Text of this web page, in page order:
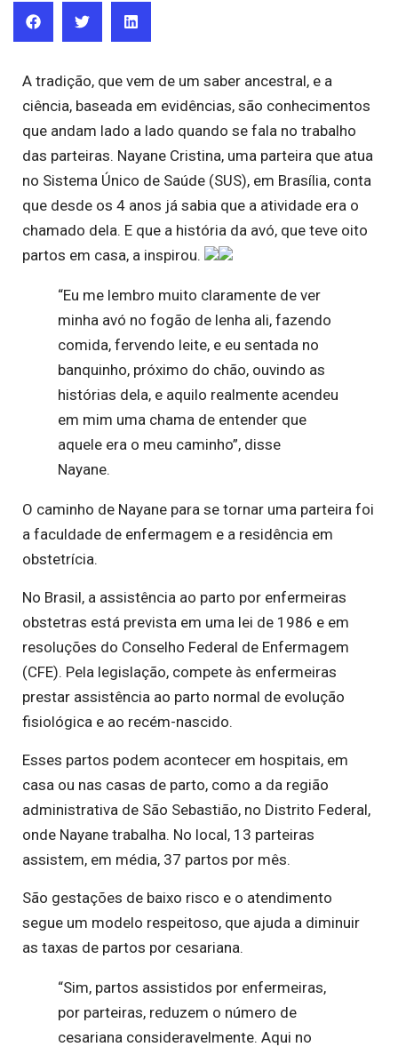
A tradição, que vem de um saber ancestral, e a
ciência, baseada em evidências, são conhecimentos
que andam lado a lado quando se fala no trabalho
das parteiras. Nayane Cristina, uma parteira que atua
no Sistema Único de Saúde (SUS), em Brasília, conta
que desde os 4 anos já sabia que a atividade era o
chamado dela. E que a história da avó, que teve oito
partos em casa, a inspirou.
“Eu me lembro muito claramente de ver
minha avó no fogão de lenha ali, fazendo
comida, fervendo leite, e eu sentada no
banquinho, próximo do chão, ouvindo as
histórias dela, e aquilo realmente acendeu
em mim uma chama de entender que
aquele era o meu caminho”, disse
Nayane.
O caminho de Nayane para se tornar uma parteira foi
a faculdade de enfermagem e a residência em
obstetrícia.
No Brasil, a assistência ao parto por enfermeiras
obstetras está prevista em uma lei de 1986 e em
resoluções do Conselho Federal de Enfermagem
(CFE). Pela legislação, compete às enfermeiras
prestar assistência ao parto normal de evolução
fisiológica e ao recém-nascido.
Esses partos podem acontecer em hospitais, em
casa ou nas casas de parto, como a da região
administrativa de São Sebastião, no Distrito Federal,
onde Nayane trabalha. No local, 13 parteiras
assistem, em média, 37 partos por mês.
São gestações de baixo risco e o atendimento
segue um modelo respeitoso, que ajuda a diminuir
as taxas de partos por cesariana.
“Sim, partos assistidos por enfermeiras,
por parteiras, reduzem o número de
cesariana consideravelmente. Aqui no